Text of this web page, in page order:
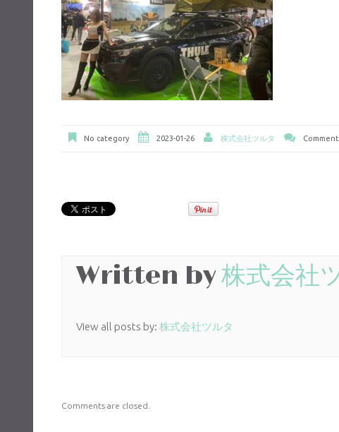
No category 2023-01-26 株式会社ツルタ
Written by株式会社
View all posts by: 株式会社ツルタ
Comments are closed.